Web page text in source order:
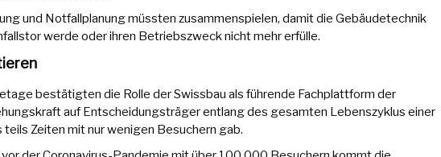
und Notfallplanung müssten zusammenspielen, damit die Gebäudetechnik
werde oder ihren Betriebszweck nicht mehr erfülle.
bestätigten die Rolle der Swissbau als führende Fachplattform der
auf Entscheidungsträger entlang des gesamten Lebenszyklus einer
teils Zeiten mit nur wenigen Besuchern gab.